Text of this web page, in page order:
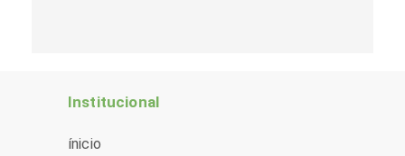
Institucional
ínicio